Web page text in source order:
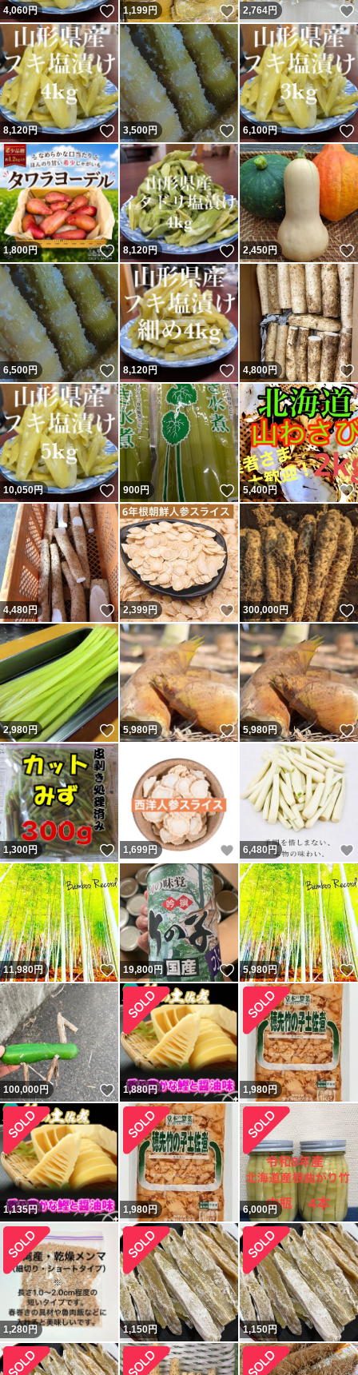
4,060円 いいね！
1,199円 いいね！
2,764円
8,120円 いいね！
3,500円 いいね！
6,100円
1,800円 いいね！
8,120円 いいね！
2,450円
6,500円 いいね！
8,120円 いいね！
4,800円
10,050円 いいね！
900円 いいね！
5,400円
4,480円 いいね！
2,399円 いいね！
300,000円
2,980円 いいね！
5,980円 いいね！
5,980円
1,300円 いいね！
1,699円 いいね！
6,480 円
11,980円 いいね！
19,800円 いいね！
5,980円
100,000円 いいね！
1,880円 1,980円
1,135円 1,980円 6,000円
1,280円 1,150円 1,150円